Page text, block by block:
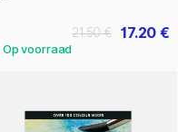
17.20 €
21.50 €